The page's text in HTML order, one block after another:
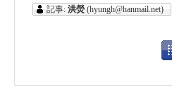
記事: 洪熒 (hyungh@hanmail.net)